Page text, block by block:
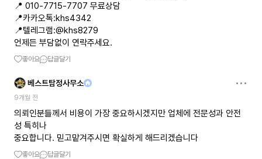
📍 010-7715-7707 무료상담
📍카카오톡:khs4342
📍텔레그램:@khs8279
언제든 부담없이 연락주세요.
좋아요 답글달기
베스트탐정사무소
9개월 전
의뢰인분들께서 비용이 가장 중요하시겠지만 업체에 전문성과 안전
성 특히나
중요합니다. 믿고맡겨주시면 확실하게 해드리겠습니다
좋아요 답글달기